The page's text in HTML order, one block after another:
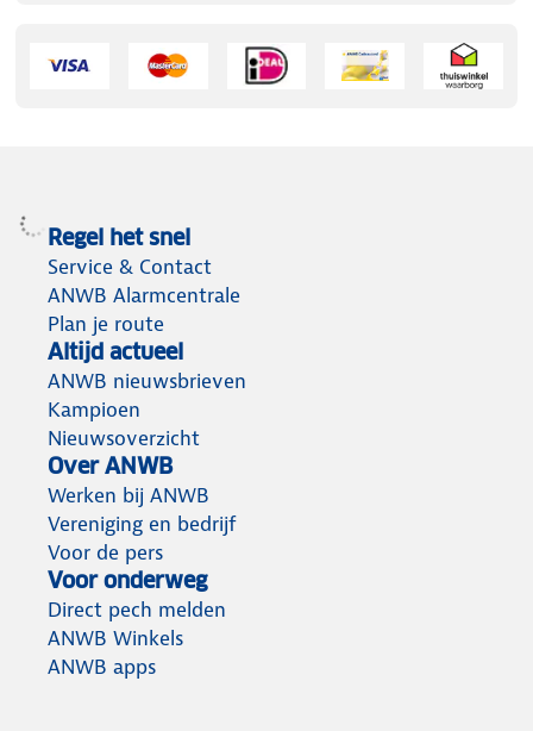
Regel het snel
Service & Contact
ANWB Alarmcentrale
Plan je route
Altijd actueel
ANWB nieuwsbrieven
Kampioen
Nieuwsoverzicht
Over ANWB
Werken bij ANWB
Vereniging en bedrijf
Voor de pers
Voor onderweg
Direct pech melden
ANWB Winkels
ANWB apps